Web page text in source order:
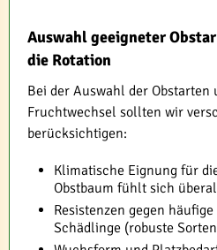
Auswahl geeigneter
die Rotation
Bei der Auswahl der Obstarten
Fruchtwechsel sollten wir
berücksichtigen:
Klimatische Eignung für
Obstbaum fühlt sich
Resistenzen gegen
Schädlinge (robuste